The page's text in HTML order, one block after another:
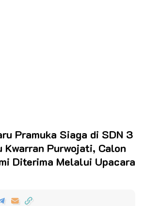
Pramuka Siaga di SDN 3
Kwarran Purwojati, Calon
Diterima Melalui Upacara